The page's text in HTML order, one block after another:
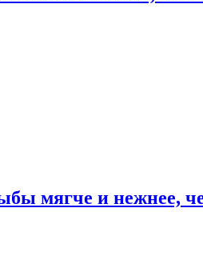
мягче и нежнее,